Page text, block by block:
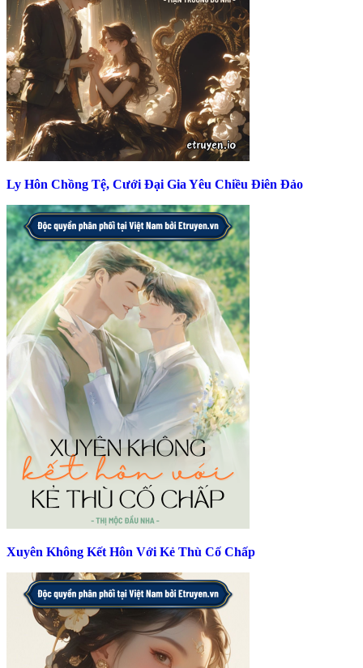
Ly Hôn Chồng Tệ, Cưới Đại Gia Yêu Chiều Điên Đảo
Xuyên Không Kết Hôn Với Kẻ Thù Cố Chấp